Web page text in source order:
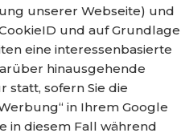
unserer Webseite) und
und auf Grundlage
eine interessenbasierte
hinausgehende
statt, sofern Sie die
in Ihrem Google
in diesem Fall während